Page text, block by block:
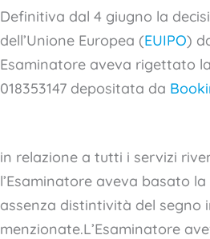
Definitiva dal 4 giugno la
dell’Unione Europea (EUIPO)
Esaminatore aveva rigettato
018353147 depositata da
in relazione a tutti i servizi
l’Esaminatore aveva basato
assenza distintività del segno
menzionate.L’Esaminatore